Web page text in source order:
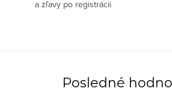
a zľavy po registrácii
Posledné